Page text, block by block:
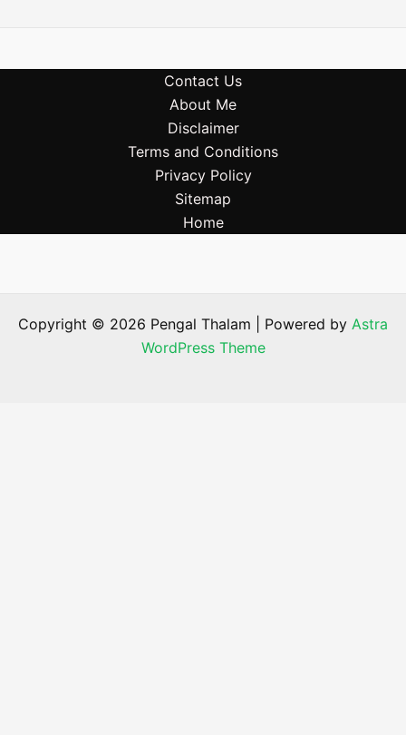
Contact Us
About Me
Disclaimer
Terms and Conditions
Privacy Policy
Sitemap
Home
Copyright © 2026 Pengal Thalam | Powered by Astra
WordPress Theme